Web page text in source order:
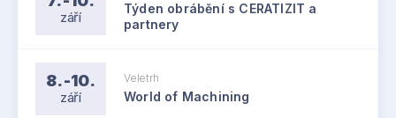
září
Týden obrábění s CERATIZIT a
partnery
8.-10.
září
Veletrh
World of Machining